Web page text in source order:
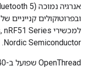
Nordic Semiconductor.